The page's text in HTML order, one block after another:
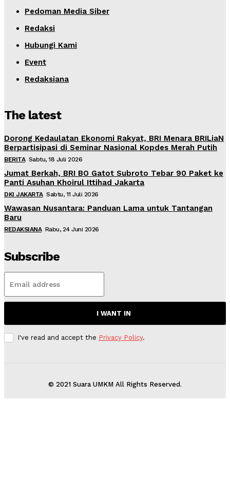
Pedoman Media Siber
Redaksi
Hubungi Kami
Event
Redaksiana
The latest
Dorong Kedaulatan Ekonomi Rakyat, BRI Menara BRILiaN
Berpartisipasi di Seminar Nasional Kopdes Merah Putih
BERITA Sabtu, 18 Juli 2026
Jumat Berkah, BRI BO Gatot Subroto Tebar 90 Paket ke
Panti Asuhan Khoirul Ittihad Jakarta
DKI JAKARTA Sabtu, 11 Juli 2026
Wawasan Nusantara: Panduan Lama untuk Tantangan
Baru
REDAKSIANA Rabu, 24 Juni 2026
Subscribe
I WANT IN
I've read and accept the Privacy Policy.
© 2021 Suara UMKM All Rights Reserved.